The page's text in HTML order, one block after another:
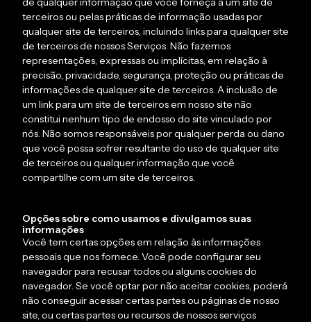
terceiros ou pelas práticas de informação usadas por
qualquer site de terceiros, incluindo links para qualquer site
de terceiros de nossos Serviços. Não fazemos
representações, expressas ou implícitas, em relação à
precisão, privacidade, segurança, proteção ou práticas de
informações de qualquer site de terceiros. A inclusão de
um link para um site de terceiros em nosso site não
constitui nenhum tipo de endosso do site vinculado por
nós. Não somos responsáveis por qualquer perda ou dano
que você possa sofrer resultante do uso de qualquer site
de terceiros ou qualquer informação que você
compartilhe com um site de terceiros.
Opções sobre como usamos e divulgamos suas
informações
Você tem certas opções em relação às informações
pessoais que nos fornece. Você pode configurar seu
navegador para recusar todos ou alguns cookies do
navegador. Se você optar por não aceitar cookies, poderá
não conseguir acessar certas partes ou páginas de nosso
site, ou certas partes ou recursos de nossos serviços